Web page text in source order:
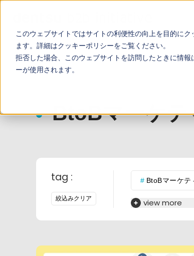
このウェブサイトではサイトの利便性の向上を目的に
ます。詳細はクッキーポリシーをご覧ください。
拒否した場合、このウェブサイトを訪問したときに情
ーが使用されます。
TOP お役立ち記事
BtoBマーケテ
tag :
絞込みクリア
BtoBマーケテ
営業コンサル
ナーチャリン
view more